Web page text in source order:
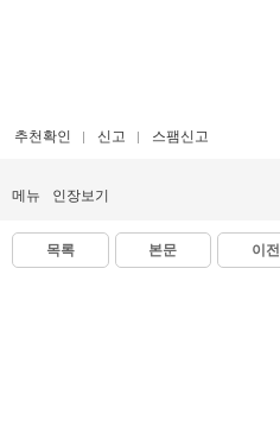
추천확인 신고 스팸신고
메뉴 인장보기
목록 본문 이전